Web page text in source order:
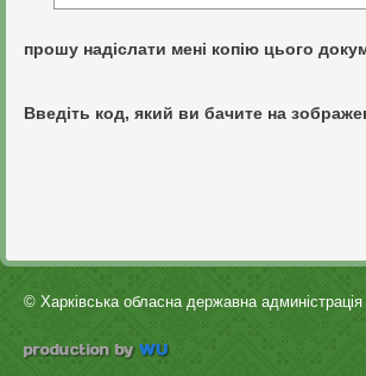
прошу надіслати мені копію цього
Введіть код, який ви бачите на
© Харківська обласна державна админістрація